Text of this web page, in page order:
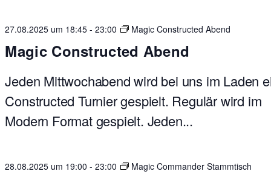
27.08.2025 um 18:45 -23:00 Magic Constructed Abend
Magic Constructed Abend
Jeden Mittwochabend wird bei uns im Laden
Constructed Turnier gespielt. Regulär wird im
Modern Format gespielt. Jeden...
28.08.2025 um 19:00 -23:00 Magic Commander Stammtisch